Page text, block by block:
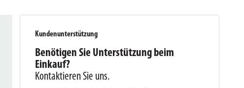
Kundenunterstützung
Benötigen Sie Unterstützung beim
Einkauf?
Kontaktieren Sie uns.